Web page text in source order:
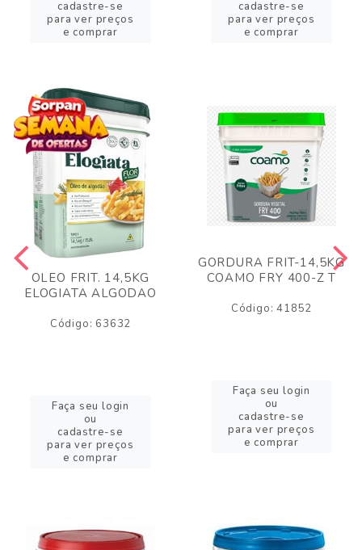
cadastre-se
para ver preços
e comprar
cadastre-se
para ver preços
e comprar
OLEO FRIT. 14,5KG
ELOGIATA ALGODAO
Código: 63632
Faça seu login
ou
cadastre-se
para ver preços
e comprar
GORDURA FRIT-14,5KG
COAMO FRY 400-Z T
Código: 41852
Faça seu login
ou
cadastre-se
para ver preços
e comprar